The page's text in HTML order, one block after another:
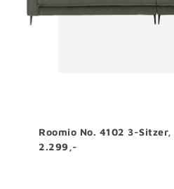
Roomio No. 4102 3-Sitzer,
2.299,-